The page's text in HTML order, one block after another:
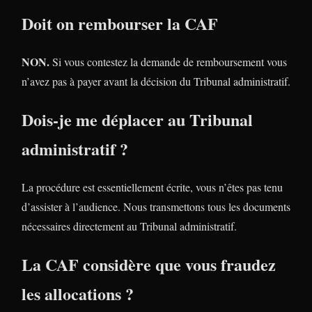
Doit on rembourser la CAF
NON.Si vous contestez la demande de remboursement vous
n’avez pas à payer avant la décision du Tribunal administratif.
Dois-je me déplacer au Tribunal
administratif ?
La procédure est essentiellement écrite, vous n’êtes pas tenu
d’assister à l’audience. Nous transmettons tous les documents
nécessaires directement au Tribunal administratif.
La CAF considère que vous fraudez
les allocations ?